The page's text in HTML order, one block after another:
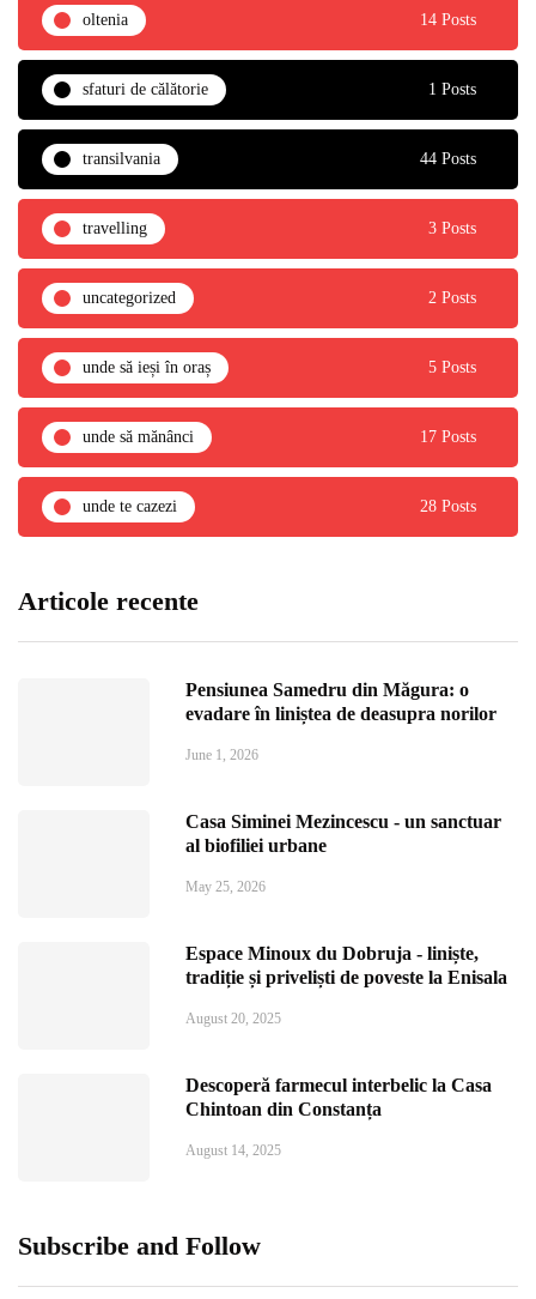
oltenia 14 Posts
sfaturi de călătorie 1 Posts
transilvania 44 Posts
travelling 3 Posts
uncategorized 2 Posts
unde să ieși în oraș 5 Posts
unde să mănânci 17 Posts
unde te cazezi 28 Posts
Articole recente
Pensiunea Samedru din Măgura: o
evadare în liniștea de deasupra norilor
June 1, 2026
Casa Siminei Mezincescu - un sanctuar
al biofiliei urbane
May 25, 2026
Espace Minoux du Dobruja - liniște,
tradiție și priveliști de poveste la Enisala
August 20, 2025
Descoperă farmecul interbelic la Casa
Chintoan din Constanța
August 14, 2025
Subscribe and Follow